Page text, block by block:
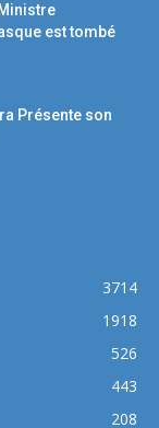
est tombé
Présente son
3714
1918
526
443
208